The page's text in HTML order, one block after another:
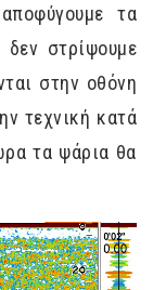
τα
στρίψουμε
στην οθόνη
τεχνική κατά
τα ψάρια θα